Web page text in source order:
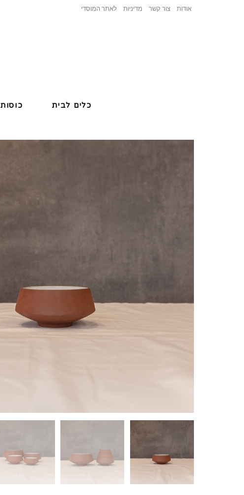
אודות צור קשר מדיניות לאתר המוסדי
כלים לבית כוסות